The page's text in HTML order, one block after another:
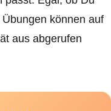
können auf
aus abgerufen